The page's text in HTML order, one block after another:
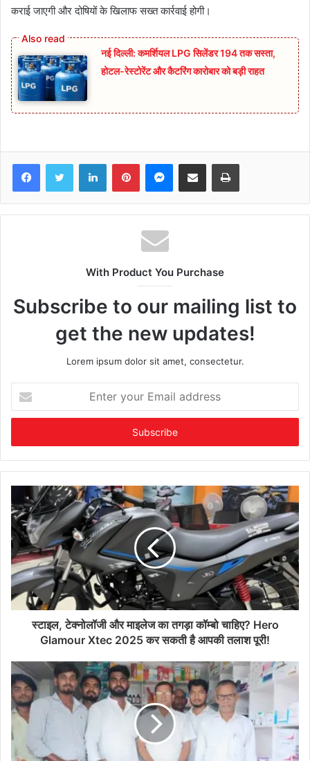
कराई जाएगी और दोषियों के खिलाफ सख्त कार्रवाई होगी।
नई दिल्ली: कमर्शियल LPG सिलेंडर 194 तक सस्ता,
होटल-रेस्टोरेंट और कैटरिंग कारोबार को बड़ी राहत
FacebookTwitter LinkedInPinterestMessenger
Share via Email Print
With Product You Purchase
Subscribe to our mailing list to
get the new updates!
Lorem ipsum dolor sit amet, consectetur.
your
Email
स्टाइल, टेक्नोलॉजी और माइलेज का तगड़ा कॉम्बो चाहिए? Hero
Glamour Xtec 2025 कर सकती है आपकी तलाश पूरी!